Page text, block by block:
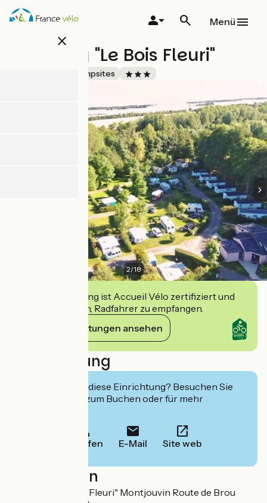
Direkt
zum
close
Menü
Camping "Le Bois Fleuri"
Campsites
2/18
Diese Einrichtung ist Accueil Vélo zertifiziert und
verpflichtet sich, Radfahrer zu empfangen.
Ihre Verpflichtungen ansehen
Beschreibung
Interessiert Sie diese Einrichtung? Besuchen Sie
deren Website zum Buchen oder für mehr
Anrufen E-Mail Site web
Localisation
Camping "Le Bois Fleuri" Montjouvin Route de Brou